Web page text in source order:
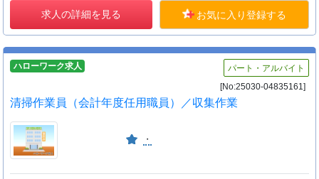
求人の詳細を見る お気に入り登録する
ハローワーク求人
パート・アルバイト
[No:25030-04835161]
清掃作業員（会計年度任用職員）／収集作業
・